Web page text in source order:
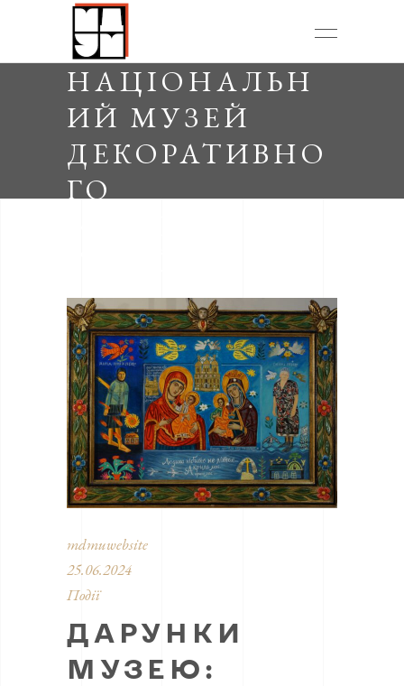
НАЦІОНАЛЬН
ИЙ МУЗЕЙ
ДЕКОРАТИВНО
ГО
mdmuwebsite
25.06.2024
Події
ДАРУНКИ
МУЗЕЮ: